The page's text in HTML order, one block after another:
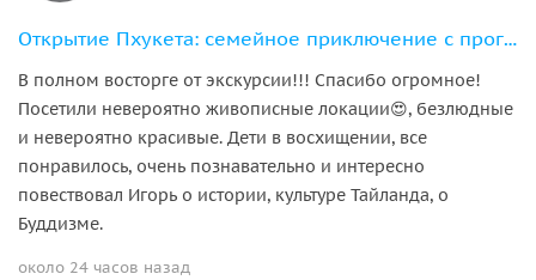
Открытие Пхукета: семейное приключение с прогулкой со слонами
В полном восторге от экскурсии!!! Спасибо огромное!
Посетили невероятно живописные локации😍, безлюдные
и невероятно красивые. Дети в восхищении, все
понравилось, очень познавательно и интересно
повествовал Игорь о истории, культуре Тайланда, о
Буддизме.
около 24 часов назад